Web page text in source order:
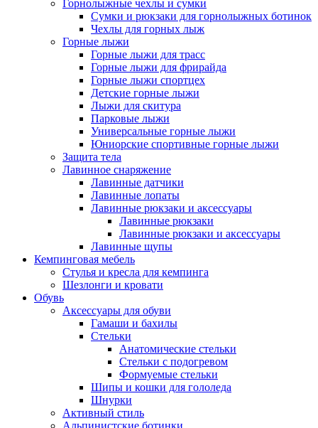
Горнолыжные чехлы и сумки
Сумки и рюкзаки для горнолыжных ботинок
Чехлы для горных лыж
Горные лыжи
Горные лыжи для трасс
Горные лыжи для фрирайда
Горные лыжи спортцех
Детские горные лыжи
Лыжи для скитура
Парковые лыжи
Универсальные горные лыжи
Юниорские спортивные горные лыжи
Защита тела
Лавинное снаряжение
Лавинные датчики
Лавинные лопаты
Лавинные рюкзаки и аксессуары
Лавинные рюкзаки
Лавинные рюкзаки и аксессуары
Лавинные щупы
Кемпинговая мебель
Стулья и кресла для кемпинга
Шезлонги и кровати
Обувь
Аксессуары для обуви
Гамаши и бахилы
Стельки
Анатомические стельки
Стельки с подогревом
Формуемые стельки
Шипы и кошки для гололеда
Шнурки
Активный стиль
Альпинистские ботинки